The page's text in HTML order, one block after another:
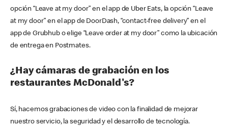
opción “Leave at my door” en el app de Uber Eats, la opción “Leave
at my door” en el app de DoorDash, “contact-free delivery” en el
app de Grubhub o elige “Leave order at my door” como la ubicación
de entrega en Postmates.
¿Hay cámaras de grabación en los
restaurantes McDonald's?
Sí, hacemos grabaciones de video con la finalidad de mejorar
nuestro servicio, la seguridad y el desarrollo de tecnología.